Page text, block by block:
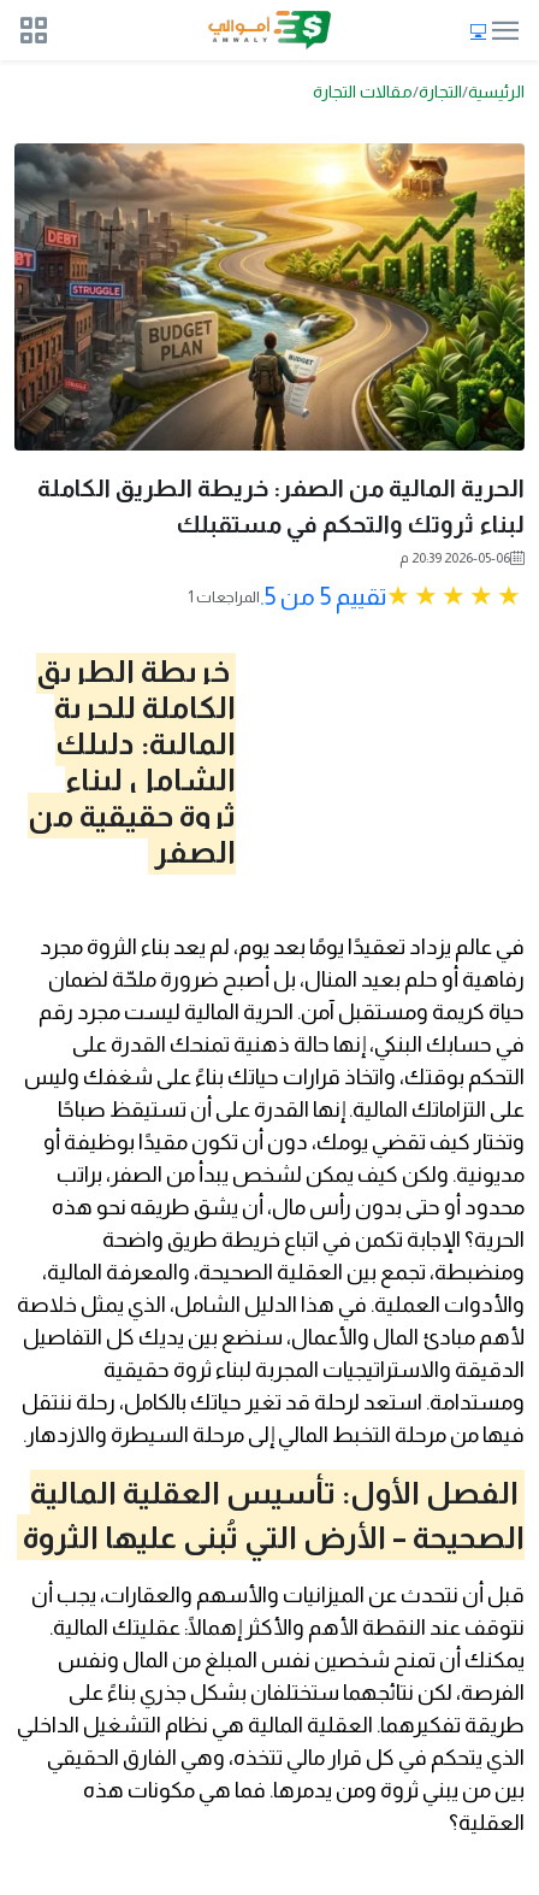
الرئيسية التجارة مقالات التجارة
الحرية المالية من الصفر: خريطة الطريق الكاملة
لبناء ثروتك والتحكم في مستقبلك
2026-05-06 20:39 م
تقييم 5 من 5. 1 المراجعات
خريطة الطريق
الكاملة للحرية
المالية: دليلك
الشامل لبناء
ثروة حقيقية من
الصفر
في عالم يزداد تعقيدًا يومًا بعد يوم، لم يعد بناء الثروة مجرد
رفاهية أو حلم بعيد المنال، بل أصبح ضرورة ملحّة لضمان
حياة كريمة ومستقبل آمن. الحرية المالية ليست مجرد رقم
في حسابك البنكي، إنها حالة ذهنية تمنحك القدرة على
التحكم بوقتك، واتخاذ قرارات حياتك بناءً على شغفك وليس
على التزاماتك المالية. إنها القدرة على أن تستيقظ صباحًا
وتختار كيف تقضي يومك، دون أن تكون مقيدًا بوظيفة أو
مديونية. ولكن كيف يمكن لشخص يبدأ من الصفر، براتب
محدود أو حتى بدون رأس مال، أن يشق طريقه نحو هذه
الحرية؟ الإجابة تكمن في اتباع خريطة طريق واضحة
ومنضبطة، تجمع بين العقلية الصحيحة، والمعرفة المالية،
والأدوات العملية. في هذا الدليل الشامل، الذي يمثل خلاصة
لأهم مبادئ المال والأعمال، سنضع بين يديك كل التفاصيل
الدقيقة والاستراتيجيات المجربة لبناء ثروة حقيقية
ومستدامة. استعد لرحلة قد تغير حياتك بالكامل، رحلة ننتقل
فيها من مرحلة التخبط المالي إلى مرحلة السيطرة والازدهار.
الفصل الأول: تأسيس العقلية المالية
الصحيحة – الأرض التي تُبنى عليها الثروة
قبل أن نتحدث عن الميزانيات والأسهم والعقارات، يجب أن
نتوقف عند النقطة الأهم والأكثر إهمالًا: عقليتك المالية.
يمكنك أن تمنح شخصين نفس المبلغ من المال ونفس
الفرصة، لكن نتائجهما ستختلفان بشكل جذري بناءً على
طريقة تفكيرهما. العقلية المالية هي نظام التشغيل الداخلي
الذي يتحكم في كل قرار مالي تتخذه، وهي الفارق الحقيقي
بين من يبني ثروة ومن يدمرها. فما هي مكونات هذه
العقلية؟